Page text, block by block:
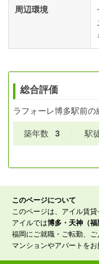
周辺環境
総合評価
ラフォーレ博多駅前の
築年数 3 駅
このページについて
このページは、アイル賃
アイルでは博多・天神（
福岡にご就職・ご転勤、
マンションやアパートを